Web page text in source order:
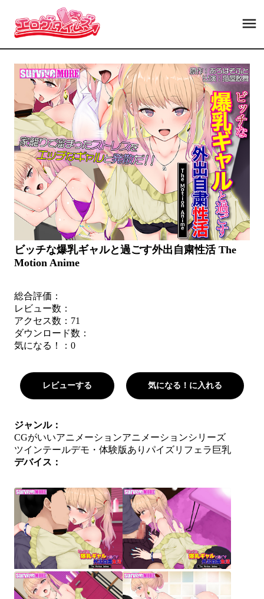
ビッチな爆乳ギャルと過ごす外出自粛性活 The
Motion Anime
総合評価：
レビュー数：
アクセス数：71
ダウンロード数：
気になる！： 0
レビューする 気になる！に入れる
ジャンル：
CGがいいアニメーションアニメーションシリーズ
ツインテールデモ・体験版あり パイズリ フェラ 巨乳
デバイス：